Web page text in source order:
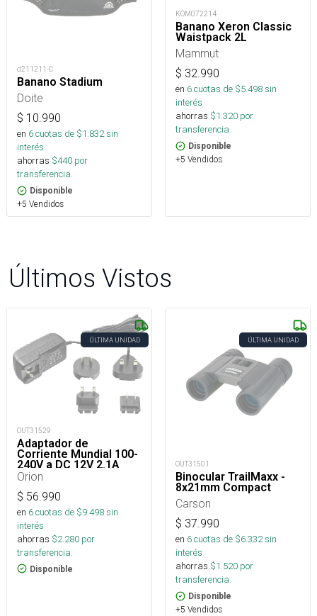
d211211-C
Banano Stadium
Doite
$ 10.990
en 6cuotas de $1.832sin
interés
ahorras $440 por
transferencia.
Disponible
+5 Vendidos
KOM072214
Banano Xeron Classic
Waistpack 2L
Mammut
$ 32.990
en 6cuotas de $5.498sin
interés
ahorras $1.320 por
transferencia.
Disponible
+5 Vendidos
Últimos Vistos
ÚLTIMA UNIDAD
OUT31529
Adaptador de
Corriente Mundial 100-
240V a DC 12V 2.1A
Orion
$ 56.990
en 6cuotas de $9.498sin
interés
ahorras $2.280 por
transferencia.
Disponible
ÚLTIMA UNIDAD
OUT31501
Binocular TrailMaxx -
8x21mm Compact
Carson
$ 37.990
en 6cuotas de $6.332sin
interés
ahorras $1.520 por
transferencia.
Disponible
+5 Vendidos